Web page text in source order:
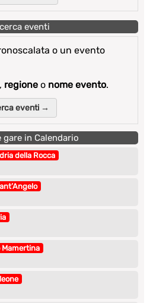
eventi
o un evento
, regione o nome evento.
eventi →
gare in Calendario
della Rocca
Mamertina